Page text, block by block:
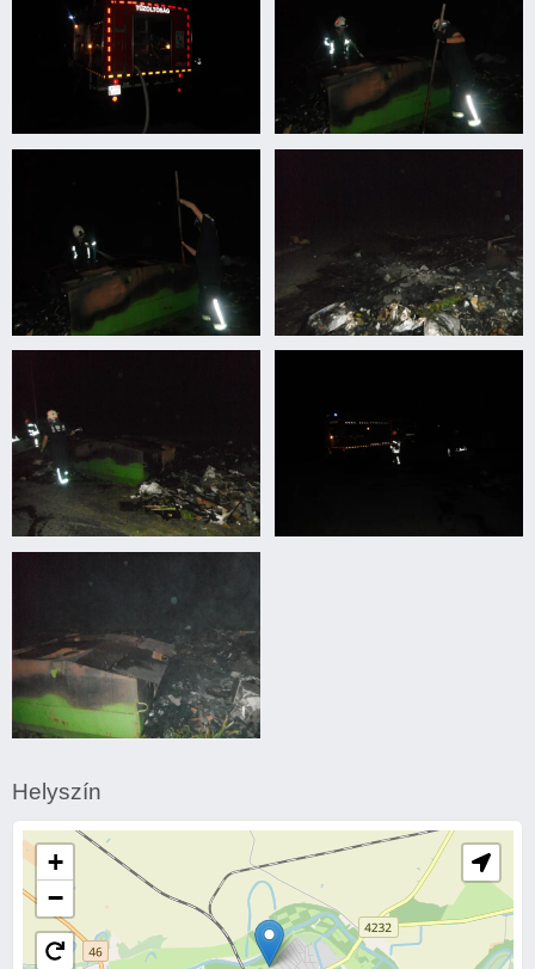
Lomtalanítási
Lomtalanítási
Lomtalanítási
Lomtalanítási
Lomtalanítási
égtek
Helyszín
+
−